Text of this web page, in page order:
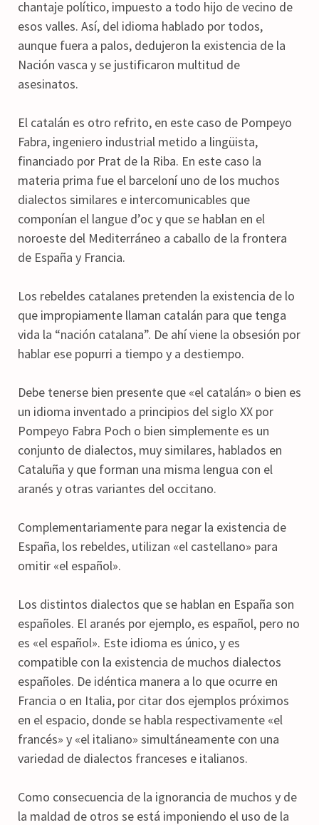
chantaje político, impuesto a todo hijo de vecino de
esos valles. Así, del idioma hablado por todos,
aunque fuera a palos, dedujeron la existencia de la
Nación vasca y se justificaron multitud de
asesinatos.
El catalán es otro refrito, en este caso de Pompeyo
Fabra, ingeniero industrial metido a lingüista,
financiado por Prat de la Riba. En este caso la
materia prima fue el barceloní uno de los muchos
dialectos similares e intercomunicables que
componían el langue d’oc y que se hablan en el
noroeste del Mediterráneo a caballo de la frontera
de España y Francia.
Los rebeldes catalanes pretenden la existencia de lo
que impropiamente llaman catalán para que tenga
vida la “nación catalana”. De ahí viene la obsesión por
hablar ese popurri a tiempo y a destiempo.
Debe tenerse bien presente que «el catalán» o bien es
un idioma inventado a principios del siglo XX por
Pompeyo Fabra Poch o bien simplemente es un
conjunto de dialectos, muy similares, hablados en
Cataluña y que forman una misma lengua con el
aranés y otras variantes del occitano.
Complementariamente para negar la existencia de
España, los rebeldes, utilizan «el castellano» para
omitir «el español».
Los distintos dialectos que se hablan en España son
españoles. El aranés por ejemplo, es español, pero no
es «el español». Este idioma es único, y es
compatible con la existencia de muchos dialectos
españoles. De idéntica manera a lo que ocurre en
Francia o en Italia, por citar dos ejemplos próximos
en el espacio, donde se habla respectivamente «el
francés» y «el italiano» simultáneamente con una
variedad de dialectos franceses e italianos.
Como consecuencia de la ignorancia de muchos y de
la maldad de otros se está imponiendo el uso de la